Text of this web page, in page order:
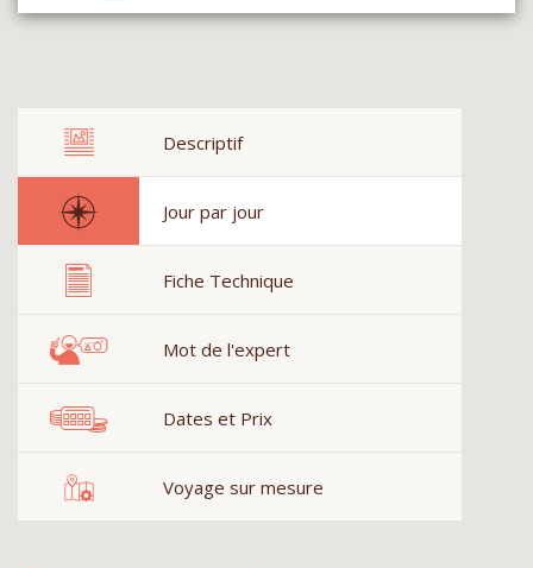
Descriptif
Jour par jour
Fiche Technique
Mot de l'expert
Dates et Prix
Voyage sur mesure